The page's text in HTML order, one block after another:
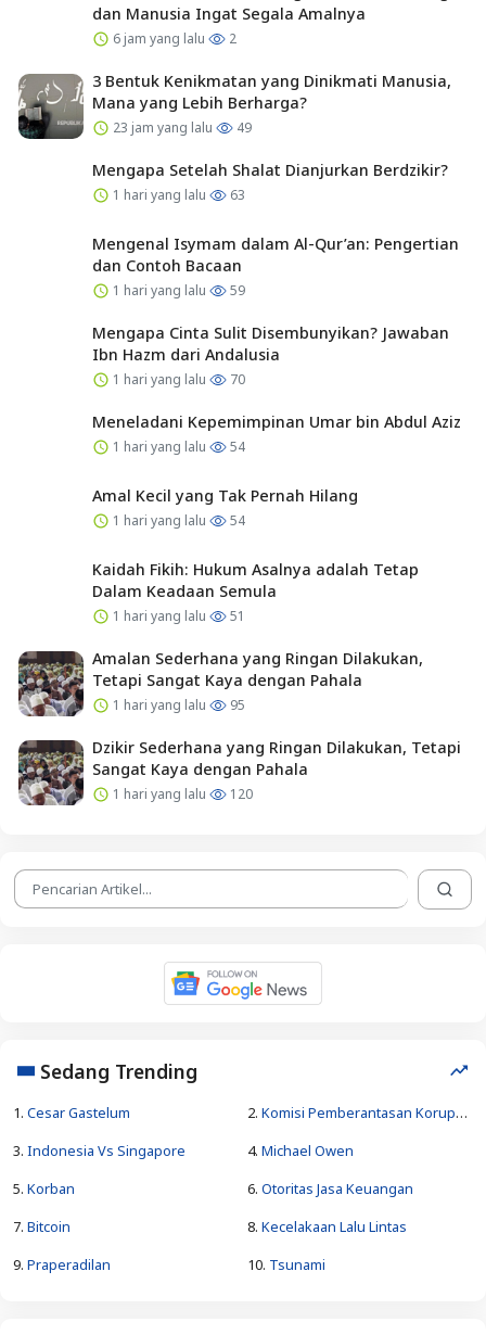
dan Manusia Ingat Segala Amalnya
6 jam yang lalu 2
3 Bentuk Kenikmatan yang Dinikmati Manusia,
Mana yang Lebih Berharga?
23 jam yang lalu 49
Mengapa Setelah Shalat Dianjurkan Berdzikir?
1 hari yang lalu 63
Mengenal Isymam dalam Al-Qur’an: Pengertian
dan Contoh Bacaan
1 hari yang lalu 59
Mengapa Cinta Sulit Disembunyikan? Jawaban
Ibn Hazm dari Andalusia
1 hari yang lalu 70
Meneladani Kepemimpinan Umar bin Abdul Aziz
1 hari yang lalu 54
Amal Kecil yang Tak Pernah Hilang
1 hari yang lalu 54
Kaidah Fikih: Hukum Asalnya adalah Tetap
Dalam Keadaan Semula
1 hari yang lalu 51
Amalan Sederhana yang Ringan Dilakukan,
Tetapi Sangat Kaya dengan Pahala
1 hari yang lalu 95
Dzikir Sederhana yang Ringan Dilakukan, Tetapi
Sangat Kaya dengan Pahala
1 hari yang lalu 120
Sedang Trending
1. Cesar Gastelum 2. Komisi Pemberantasan Korupsi Republik Indonesia
3. Indonesia Vs Singapore 4. Michael Owen
5. Korban 6. Otoritas Jasa Keuangan
7. Bitcoin 8. Kecelakaan Lalu Lintas
9. Praperadilan 10. Tsunami